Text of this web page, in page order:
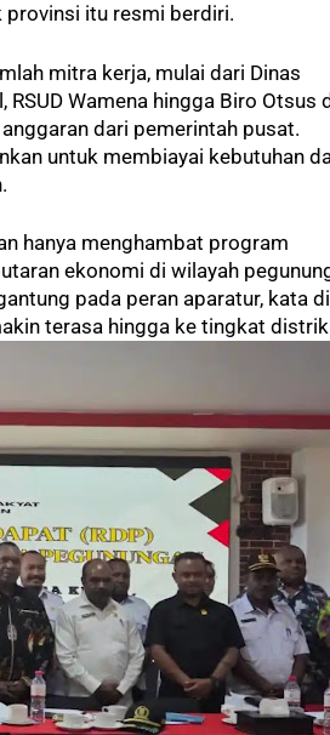
itu resmi berdiri.
mitra kerja, mulai dari Dinas
RSUD Wamena hingga Biro Otsus
dari pemerintah pusat.
untuk membiayai kebutuhan
hanya menghambat program
ekonomi di wilayah
pada peran aparatur, kata
terasa hingga ke tingkat